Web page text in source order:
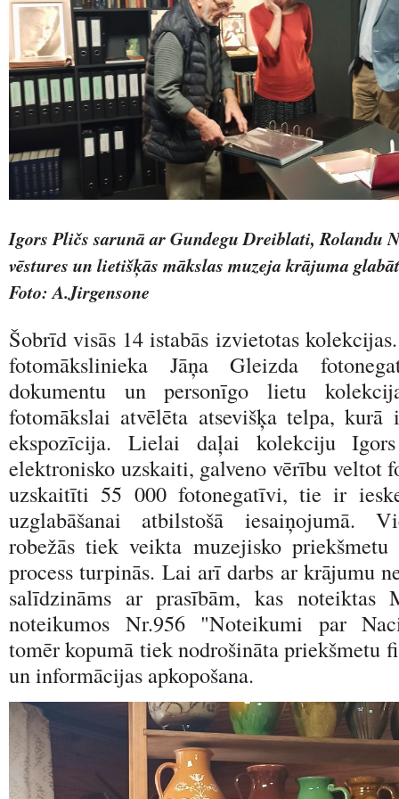
Igors Pličs sarunā ar Gundegu Dreiblati, Rolandu
vēstures un lietišķās mākslas muzeja krājuma
Foto: A.Jirgensone
Šobrīd visās 14 istabās izvietotas
fotomākslinieka Jāņa Gleizda
dokumentu un personīgo lietu
fotomākslai atvēlēta atsevišķa telpa, kurā
ekspozīcija. Lielai daļai kolekciju
elektronisko uzskaiti, galveno vērību veltot
uzskaitīti 55 000 fotonegatīvi, tie ir
uzglabāšanai atbilstošā iesaiņojumā.
robežās tiek veikta muzejisko priekšmetu
process turpinās. Lai arī darbs ar krājumu
salīdzināms ar prasībām, kas noteiktas
noteikumos Nr.956 "Noteikumi par
tomēr kopumā tiek nodrošināta priekšmetu
un informācijas apkopošana.